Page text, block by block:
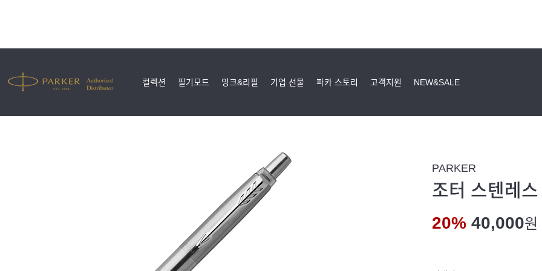
컬렉션 필기모드 잉크&리필 기업 선물 파카 스토리 고객지원 NEW&SALE
PARKER
조터 스텐레
20% 40,000원